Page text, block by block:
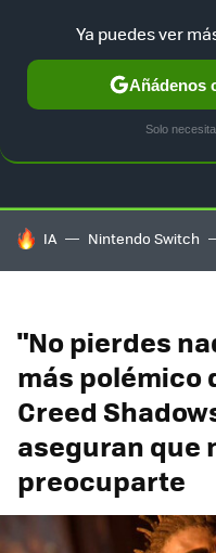
HOY SE HABLA DE
IA Nintendo Switch
"No pierdes
más polémico
Creed
aseguran que
preocuparte
Ya puedes ver
Añádenos
Solo